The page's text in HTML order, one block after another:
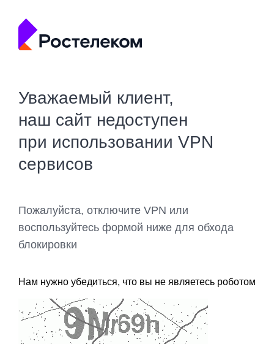
Уважаемый клиент,
наш сайт недоступен
при использовании VPN
сервисов
Пожалуйста, отключите VPN или
воспользуйтесь формой ниже для обхода
блокировки
Нам нужно убедиться, что вы не являетесь роботом